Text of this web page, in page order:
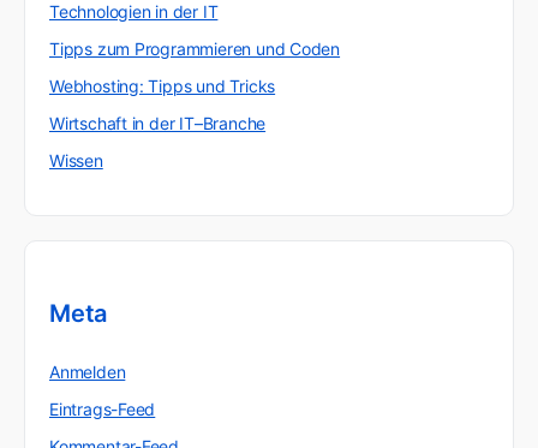
Technologien in der IT
Tipps zum Programmieren und Coden
Webhosting: Tipps und Tricks
Wirtschaft in der IT–Branche
Wissen
Meta
Anmelden
Eintrags-Feed